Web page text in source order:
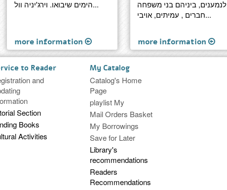
הימים שיבואו. וירג'יניה וול...
more information
לנמענים, ביניהם בני משפחה
חברים , עמיתים, אויבי...
more information
to Reader
and
Section
Books
Activities
My Catalog
Catalog's Home
Page
playlist My
Mail Orders Basket
My Borrowings
Save for Later
Library's
recommendations
Readers
Recommendations